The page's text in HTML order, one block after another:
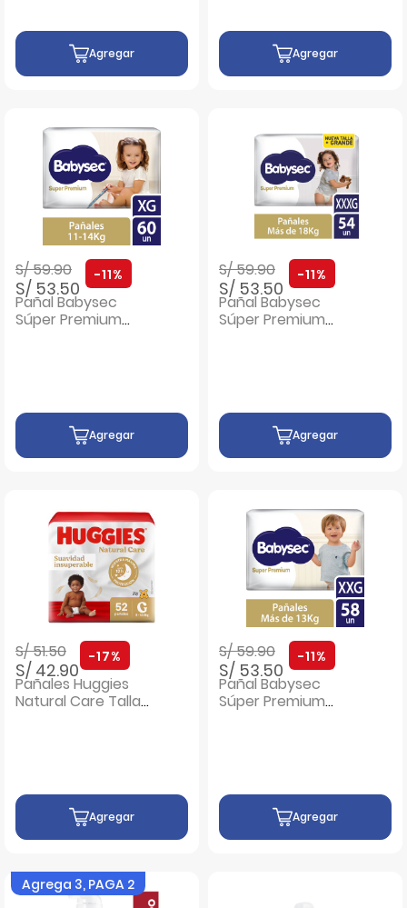
Agregar Agregar
Precio rebajado de
S/ 59.90a
S/ 53.50
-11%
Pañal Babysec
Súper Premium
Agregar
Precio rebajado de
S/ 59.90a
S/ 53.50
-11%
Pañal Babysec
Súper Premium
Agregar
Precio rebajado de
S/ 51.50a
S/ 42.90
-17%
Pañales Huggies
Natural Care Talla
Agregar
Precio rebajado de
S/ 59.90a
S/ 53.50
-11%
Pañal Babysec
Súper Premium
Agregar
Agrega 3, PAGA 2